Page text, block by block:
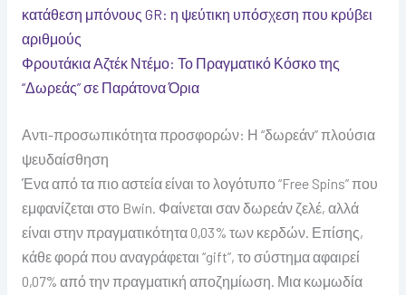
κατάθεση μπόνους GR: η ψεύτικη υπόσχεση που κρύβει
αριθμούς
Φρουτάκια Αζτέκ Ντέμο: Το Πραγματικό Κόσκο της
“Δωρεάς” σε Παράτονα Όρια
Αντι-προσωπικότητα προσφορών: Η “δωρεάν” πλούσια
ψευδαίσθηση
Ένα από τα πιο αστεία είναι το λογότυπο “Free Spins” που
εμφανίζεται στο Bwin. Φαίνεται σαν δωρεάν ζελέ, αλλά
είναι στην πραγματικότητα 0,03% των κερδών. Επίσης,
κάθε φορά που αναγράφεται “gift”, το σύστημα αφαιρεί
0,07% από την πραγματική αποζημίωση. Μια κωμωδία